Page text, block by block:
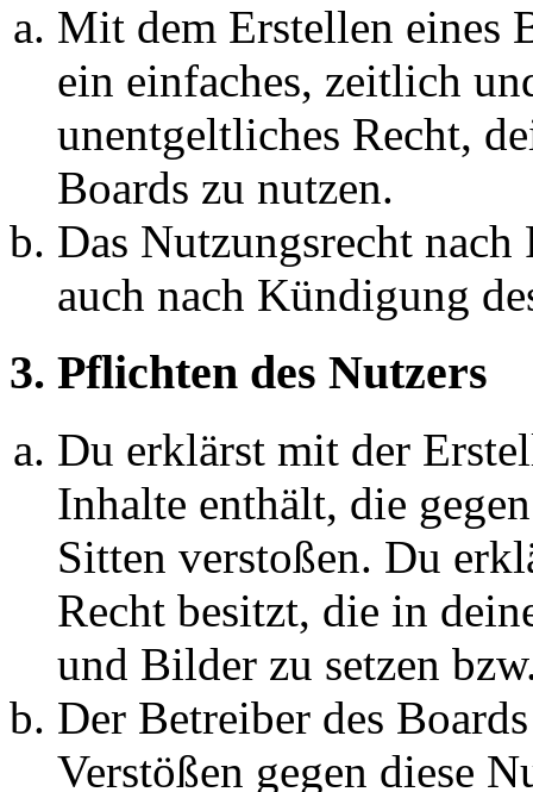
Mit dem Erstellen eines
ein einfaches, zeitlich
unentgeltliches Recht,
Boards zu nutzen.
Das Nutzungsrecht
auch nach Kündigung
3. Pflichten des Nutzers
Du erklärst mit der
Inhalte enthält, die
Sitten verstoßen. Du
Recht besitzt, die in
und Bilder zu setzen
Der Betreiber des
Verstößen gegen diese